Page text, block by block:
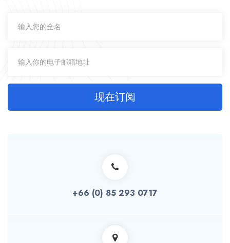
现在订阅
+66 (0) 85 293 0717